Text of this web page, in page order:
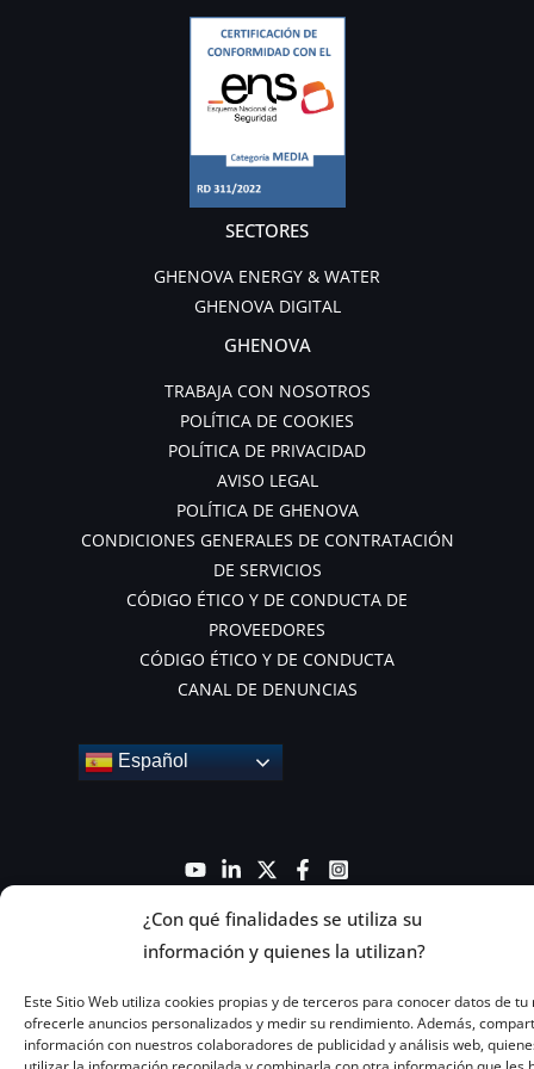
¿Con qué finalidades se utiliza su
información y quienes la utilizan?
Este Sitio Web utiliza cookies propias y de terceros para conocer datos de tu
ofrecerle anuncios personalizados y medir su rendimiento. Además,
información con nuestros colaboradores de publicidad y análisis web,
SECTORES
GHENOVA ENERGY & WATER
GHENOVA DIGITAL
GHENOVA
TRABAJA CON NOSOTROS
POLÍTICA DE COOKIES
POLÍTICA DE PRIVACIDAD
AVISO LEGAL
POLÍTICA DE GHENOVA
CONDICIONES GENERALES DE CONTRATACIÓN
DE SERVICIOS
CÓDIGO ÉTICO Y DE CONDUCTA DE
PROVEEDORES
CÓDIGO ÉTICO Y DE CONDUCTA
CANAL DE DENUNCIAS
Español
Copyright © 2026 Ghenova Ingeniería